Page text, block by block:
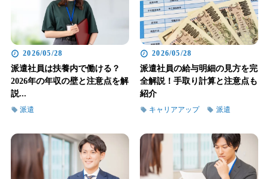
2026/05/28
派遣社員は扶養内で働ける？
2026年の年収の壁と注意点を解
説...
派遣
2026/05/28
派遣社員の給与明細の見方を完
全解説！手取り計算と注意点も
紹介
キャリアアップ 派遣